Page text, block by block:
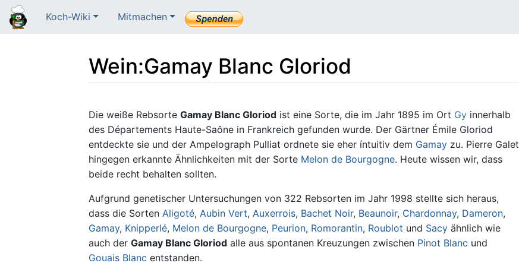
Koch-Wiki Mitmachen
Wein:Gamay Blanc Gloriod
Die weiße Rebsorte Gamay Blanc Gloriod ist eine Sorte, die im Jahr 1895 im Ort Gy innerhalb
des Départements Haute-Saône in Frankreich gefunden wurde. Der Gärtner Émile Gloriod
entdeckte sie und der Ampelograph Pulliat ordnete sie eher íntuitiv dem Gamay zu. Pierre Galet
hingegen erkannte Ähnlichkeiten mit der Sorte Melon de Bourgogne. Heute wissen wir, dass
beide recht behalten sollten.
Aufgrund genetischer Untersuchungen von 322 Rebsorten im Jahr 1998 stellte sich heraus,
dass die Sorten Aligoté, Aubin Vert, Auxerrois, Bachet Noir, Beaunoir, Chardonnay, Dameron,
Gamay, Knipperlé, Melon de Bourgogne, Peurion, Romorantin, Roublot und Sacy ähnlich wie
auch der Gamay Blanc Gloriod alle aus spontanen Kreuzungen zwischen Pinot Blanc und
Gouais Blanc entstanden.